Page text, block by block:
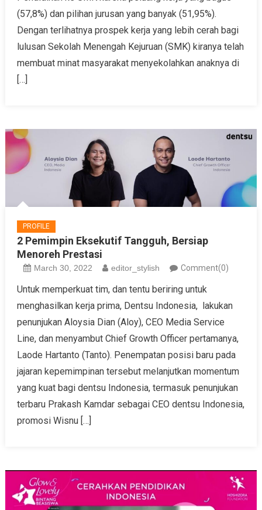
(57,8%) dan pilihan jurusan yang banyak (51,95%).
Dengan terlihatnya prospek kerja yang lebih cerah bagi
lulusan Sekolah Menengah Kejuruan (SMK) kiranya telah
membuat minat masyarakat menyekolahkan anaknya di
[…]
PROFILE
2 Pemimpin Eksekutif Tangguh, Bersiap
Menoreh Prestasi
March 30, 2022 editor_stylish Comment(0)
Untuk memperkuat tim, dan tentu beriring untuk
menghasilkan kerja prima, Dentsu Indonesia, lakukan
penunjukan Aloysia Dian (Aloy), CEO Media Service
Line, dan menyambut Chief Growth Officer pertamanya,
Laode Hartanto (Tanto). Penempatan posisi baru pada
jajaran kepemimpinan tersebut melanjutkan momentum
yang kuat bagi dentsu Indonesia, termasuk penunjukan
terbaru Prakash Kamdar sebagai CEO dentsu Indonesia,
promosi Wisnu […]